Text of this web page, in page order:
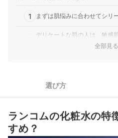
1 まずは肌悩みに合わせてシリ
デリケートな肌の人は、敏感
ランコムの化粧水全9商品おすすめ人
ランコムの化粧水の売れ筋ランキン
全部見る
選び方
ランコムの化粧水の特
すめ？